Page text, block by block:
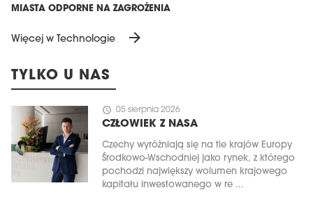
MIASTA ODPORNE NA ZAGROŻENIA
Więcej w Technologie arrow_forward
TYLKO U NAS
schedule 05 sierpnia 2026
CZŁOWIEK Z NASA
Czechy wyróżniają się na tle krajów Europy
Środkowo-Wschodniej jako rynek, z którego
pochodzi największy wolumen krajowego
kapitału inwestowanego w re ...